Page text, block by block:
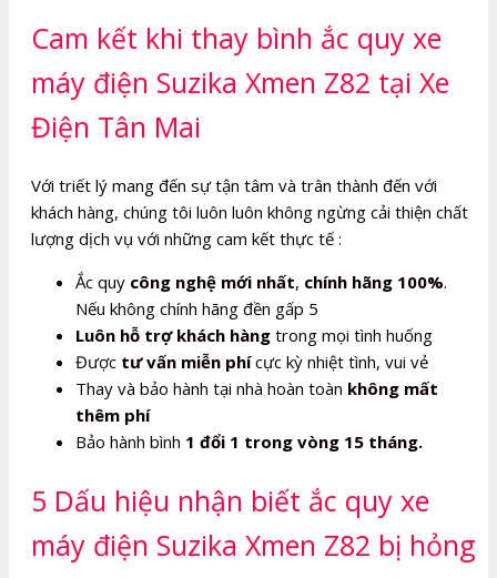
Cam kết khi thay bình ắc quy xe
máy điện Suzika Xmen Z82 tại Xe
Điện Tân Mai
Với triết lý mang đến sự tận tâm và trân thành đến với
khách hàng, chúng tôi luôn luôn không ngừng cải thiện chất
lượng dịch vụ với những cam kết thực tế :
Ắc quy công nghệ mới nhất, chính hãng 100%.
Nếu không chính hãng đền gấp 5
Luôn hỗ trợ khách hàng trong mọi tình huống
Được tư vấn miễn phícực kỳ nhiệt tình, vui vẻ
Thay và bảo hành tại nhà hoàn toàn không mất
thêm phí
Bảo hành bình 1 đổi 1 trong vòng 15 tháng.
5 Dấu hiệu nhận biết ắc quy xe
máy điện Suzika Xmen Z82 bị hỏng